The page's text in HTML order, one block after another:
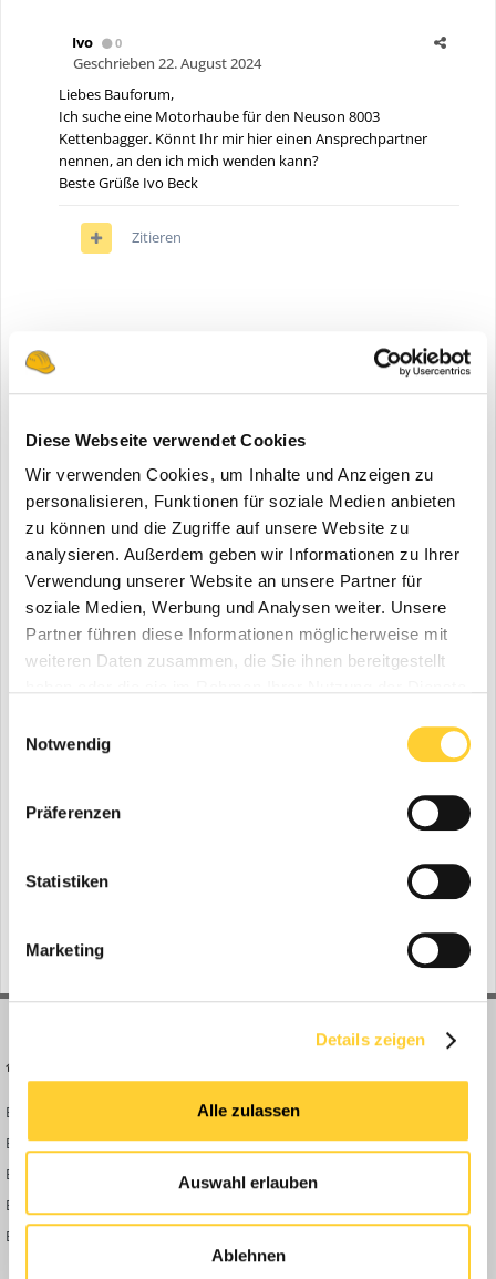
Diese Webseite verwendet Cookies
Wir verwenden Cookies, um Inhalte und Anzeigen zu
personalisieren, Funktionen für soziale Medien anbieten
zu können und die Zugriffe auf unsere Website zu
analysieren. Außerdem geben wir Informationen zu Ihrer
Verwendung unserer Website an unsere Partner für
soziale Medien, Werbung und Analysen weiter. Unsere
Partner führen diese Informationen möglicherweise mit
weiteren Daten zusammen, die Sie ihnen bereitgestellt
Notwendig
Präferenzen
Statistiken
Marketing
Details zeigen
Alle zulassen
Auswahl erlauben
Ablehnen
Ivo 0
Geschrieben 22. August 2024
Liebes Bauforum,
Ich suche eine Motorhaube für den Neuson 8003
Kettenbagger. Könnt Ihr mir hier einen Ansprechpartner
nennen, an den ich mich wenden kann?
Beste Grüße Ivo Beck
Zitieren
Du kannst jetzt antworten und Dich später anmelden. Wenn
Note:Your post will require moderator approval before it
Deine Meinung ist gefragt! Schreibe einen
Kommentar und diskutiere mit....
Video melden
Bauforum24 News
Bauforum24 TV
BF24 Mediathek
BF24 Fotostrecken
Bauforum Shop
Registrieren
Anmelden
Passwort vergessen?
Inside